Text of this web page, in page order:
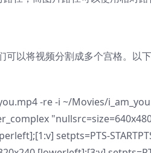
以将视频分割成多个宫格。以
-re -i ~/Movies/
setpts=PTS-